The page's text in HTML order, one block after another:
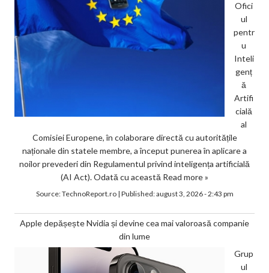
Ofici
ul
pentr
u
Inteli
genț
ă
Artifi
cială
al
Comisiei Europene, în colaborare directă cu autoritățile
naționale din statele membre, a început punerea în aplicare a
noilor prevederi din Regulamentul privind inteligența artificială
(AI Act). Odată cu această Read more »
Source:TechnoReport.ro| Published:august 3, 2026 - 2:43 pm
Apple depășește Nvidia și devine cea mai valoroasă companie
din lume
Grup
ul